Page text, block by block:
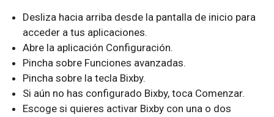
Desliza hacia arriba desde la pantalla de inicio para
acceder a tus aplicaciones.
Abre la aplicación Configuración.
Pincha sobre Funciones avanzadas.
Pincha sobre la tecla Bixby.
Si aún no has configurado Bixby, toca Comenzar.
Escoge si quieres activar Bixby con una o dos